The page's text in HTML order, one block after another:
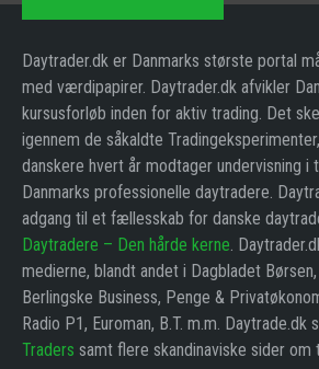
Daytrader.dk er Danmarks største portal
med værdipapirer. Daytrader.dk afvikler
kursusforløb inden for aktiv trading. Det
igennem de såkaldte
danskere hvert år modtager undervisning i
Danmarks professionelle daytradere.
adgang til et fællesskab for danske
Daytradere – Den hårde kerne.
medierne, blandt andet i Dagbladet
Berlingske Business, Penge &
Radio P1, Euroman, B.T. m.m. Daytrade.dk
Traders samt flere skandinaviske sider om